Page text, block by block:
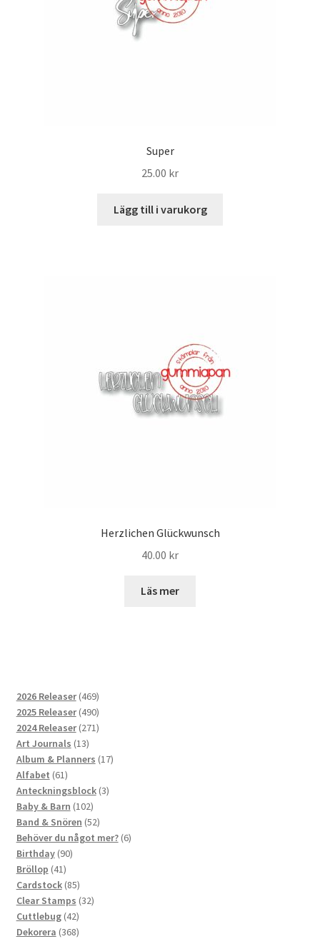
Super
25.00 kr
Lägg till i varukorg
Herzlichen Glückwunsch
40.00 kr
Läs mer
2026 Releaser 469469
produkter
2025 Releaser 490490
produkter
2024 Releaser 271271
Art Journals 1313
produkter
Album & Planners 1717
Alfabet 6161
produkter
Anteckningsblock 33
Baby & Barn 102102
produkter
Band & Snören 5252
produkter
Behöver du något mer? 66
Birthday 9090
Bröllop 4141
produkter
Cardstock 8585
produkter
Clear Stamps 3232
Cuttlebug 4242
produkter
Dekorera 368368